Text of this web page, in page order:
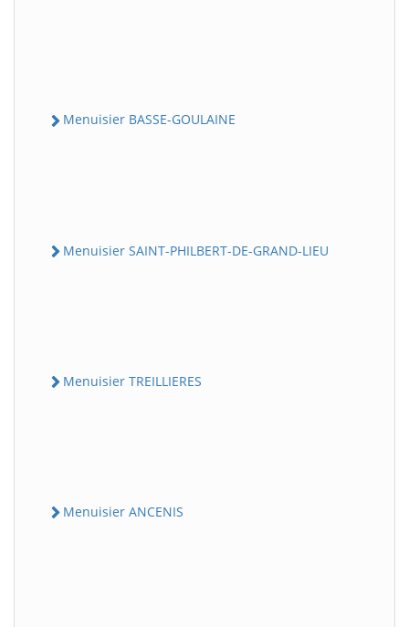
Menuisier BASSE-GOULAINE
Menuisier SAINT-PHILBERT-DE-GRAND-LIEU
Menuisier TREILLIERES
Menuisier ANCENIS